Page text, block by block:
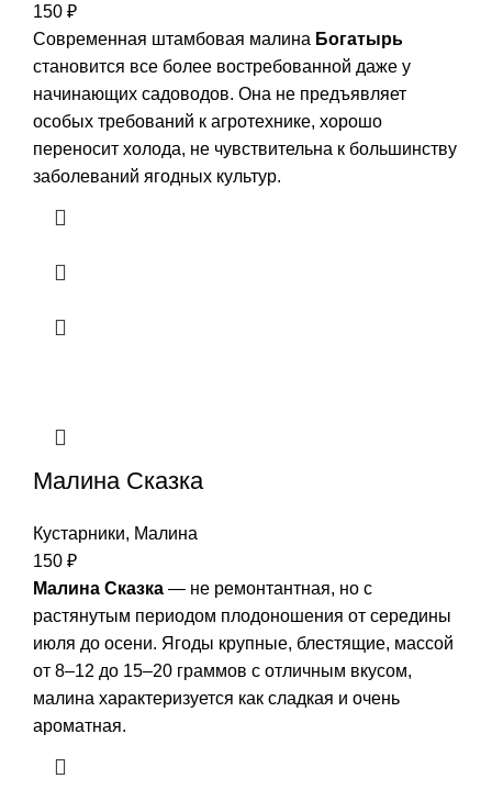
150 ₽
Современная штамбовая малина Богатырь
становится все более востребованной даже у
начинающих садоводов. Она не предъявляет
особых требований к агротехнике, хорошо
переносит холода, не чувствительна к большинству
заболеваний ягодных культур.
Малина Сказка
Кустарники, Малина
150 ₽
Малина Сказка — не ремонтантная, но с
растянутым периодом плодоношения от середины
июля до осени. Ягоды крупные, блестящие, массой
от 8–12 до 15–20 граммов с отличным вкусом,
малина характеризуется как сладкая и очень
ароматная.